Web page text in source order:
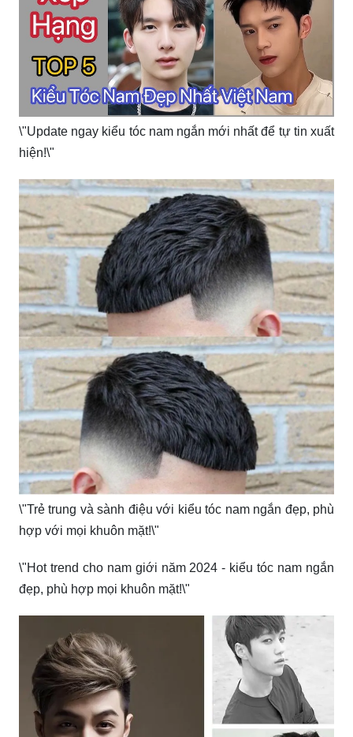
\"Update ngay kiểu tóc nam ngắn mới nhất để tự tin xuất
hiện!\"
\"Trẻ trung và sành điệu với kiểu tóc nam ngắn đẹp, phù
hợp với mọi khuôn mặt!\"
\"Hot trend cho nam giới năm 2024 - kiểu tóc nam ngắn
đẹp, phù hợp mọi khuôn mặt!\"